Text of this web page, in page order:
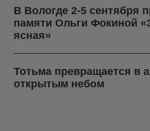
В Вологде 2-5 сентября
памяти Ольги Фокиной
ясная»
Тотьма превращается в
открытым небом